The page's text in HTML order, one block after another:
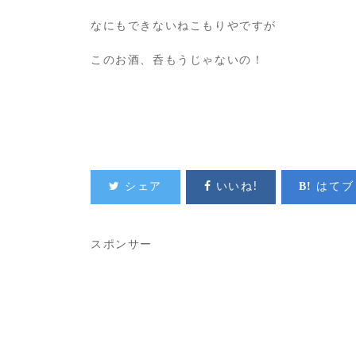
なにもできないねこもりやですが
このお酒、呑もうじゃないの！
シェア いいね! はてブ
スポンサー